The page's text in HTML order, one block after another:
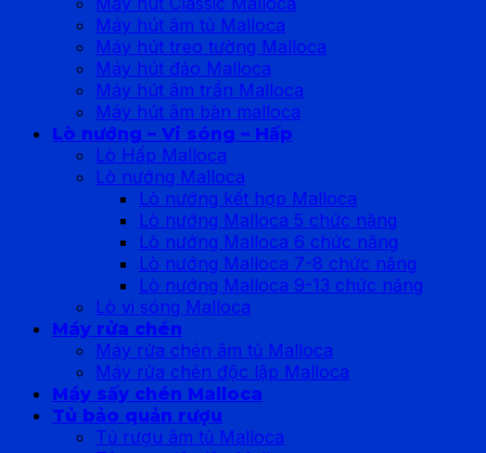
Máy hút âm tủ Malloca
Máy hút treo tường Malloca
Máy hút đảo Malloca
Máy hút âm trần Malloca
Máy hút âm bàn malloca
Lò nướng – Vi sóng – Hấp
Lò Hấp Malloca
Lò nướng Malloca
Lò nướng kết hợp Malloca
Lò nướng Malloca 5 chức năng
Lò nướng Malloca 6 chức năng
Lò nướng Malloca 7-8 chức năng
Lò nướng Malloca 9-13 chức năng
Lò vi sóng Malloca
Máy rửa chén
Máy rửa chén âm tủ Malloca
Máy rửa chén độc lập Malloca
Máy sấy chén Malloca
Tủ bảo quản rượu
Tủ rượu âm tủ Malloca